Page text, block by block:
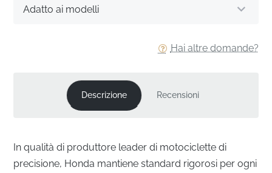
Hai altre domande?
Adatto ai modelli
Descrizione Recensioni
In qualità di produttore leader di motociclette di
precisione, Honda mantiene standard rigorosi per ogni